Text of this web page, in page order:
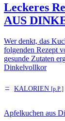
Leckeres
AUS
Wer denkt, das
folgenden Rezept
gesunde Zutaten
Dinkelvollkor
– KALORIEN [p.P.]
Apfelkuchen aus